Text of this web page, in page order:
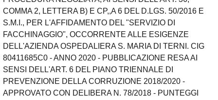
COMMA 2, LETTERA B) E CP,,A 6 DEL D.LGS. 50/2016 E
S.M.I., PER L'AFFIDAMENTO DEL "SERVIZIO DI
FACCHINAGGIO", OCCORRENTE ALLE ESIGENZE
DELL'AZIENDA OSPEDALIERA S. MARIA DI TERNI. CIG
80411685C0 - ANNO 2020 - PUBBLICAZIONE RESA AI
SENSI DELL'ART. 6 DEL PIANO TRIENNALE DI
PREVENZIONE DELLA CORRUZIONE 2018/2020 -
APPROVATO CON DELIBERA N. 78/2018 - PUNTEGGI